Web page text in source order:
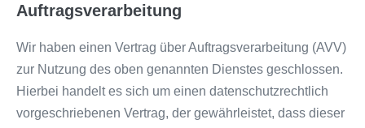
Auftragsverarbeitung
Wir haben einen Vertrag über Auftragsverarbeitung (AVV)
zur Nutzung des oben genannten Dienstes geschlossen.
Hierbei handelt es sich um einen datenschutzrechtlich
vorgeschriebenen Vertrag, der gewährleistet, dass dieser